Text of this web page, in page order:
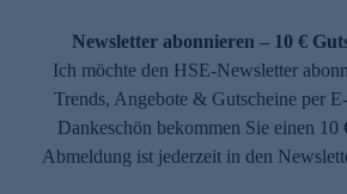
Newsletter abonnieren – 10 €
Ich möchte den HSE-Newsletter
Trends, Angebote & Gutscheine per
Dankeschön bekommen Sie einen 10
Abmeldung ist jederzeit in den